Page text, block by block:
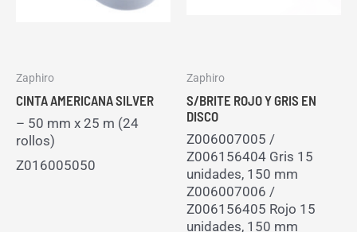
Zaphiro
CINTA AMERICANA SILVER
– 50 mm x 25 m (24
rollos)
Z016005050
Zaphiro
S/BRITE ROJO Y GRIS EN
DISCO
Z006007005 /
Z006156404 Gris 15
unidades, 150 mm
Z006007006 /
Z006156405 Rojo 15
unidades, 150 mm